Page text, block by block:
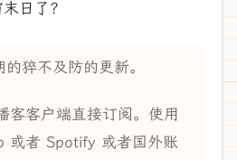
日了？
猝不及防的更新。
客客户端直接订阅。使用
或者 Spotify 或者国外账